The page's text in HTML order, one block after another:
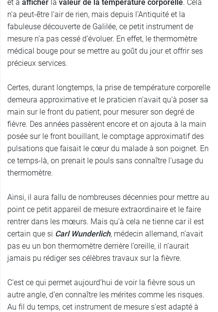
et à afficher la valeur de la température corporelle. Cela
n’a peut-être l’air de rien, mais depuis l’Antiquité et la
fabuleuse découverte de Galilée, ce petit instrument de
mesure n’a pas cessé d’évoluer. En effet, le thermomètre
médical bouge pour se mettre au goût du jour et offrir ses
précieux services.
Certes, durant longtemps, la prise de température corporelle
demeura approximative et le praticien n’avait qu’à poser sa
main sur le front du patient, pour mesurer son degré de
fièvre. Des années passèrent encore et on ajouta à la main
posée sur le front bouillant, le comptage approximatif des
pulsations que faisait le cœur du malade à son poignet. En
ce temps-là, on prenait le pouls sans connaître l’usage du
thermomètre.
Ainsi, il aura fallu de nombreuses décennies pour mettre au
point ce petit appareil de mesure extraordinaire et le faire
rentrer dans les mœurs. Mais qu’à cela ne tienne car il est
certain que si Carl Wunderlich, médecin allemand, n’avait
pas eu un bon thermomètre derrière l’oreille, il n’aurait
jamais pu rédiger ses célèbres travaux sur la fièvre.
C’est ce qui permet aujourd’hui de voir la fièvre sous un
autre angle, d’en connaître les mérites comme les risques.
Au fil du temps, cet instrument de mesure s’est adapté à